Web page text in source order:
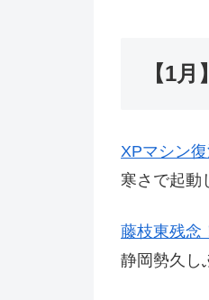
【1月】
XPマシン
寒さで起動
藤枝東残念
静岡勢久し